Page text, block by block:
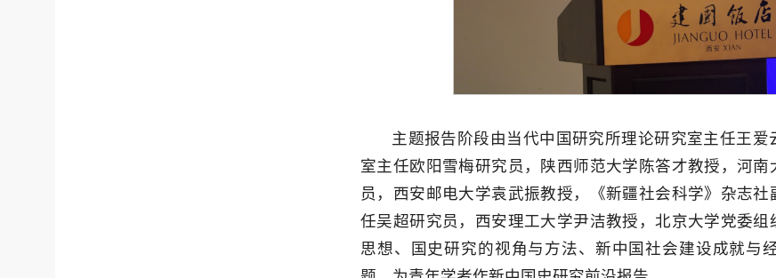
主题报告阶段由当代中国研究所理论研究室主任王
室主任欧阳雪梅研究员，陕西师范大学陈答才教授，河
员，西安邮电大学袁武振教授，《新疆社会科学》杂志
任吴超研究员，西安理工大学尹洁教授，北京大学党委
思想、国史研究的视角与方法、新中国社会建设成就与